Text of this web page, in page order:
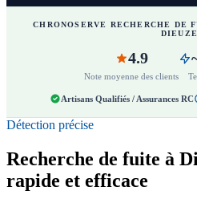
CHRONOSERVE RECHERCHE DE
DIEUZE
4.9
Note moyenne des clients
Artisans Qualifiés / Assurances RC
Détection précise
Recherche de fuite à
rapide et efficace